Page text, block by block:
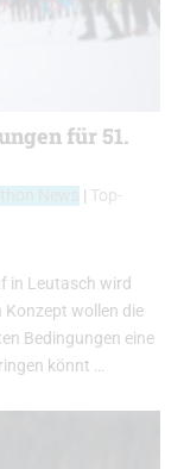
für 51.
| Top-
in Leutasch wird
wollen die
Bedingungen eine
könnt …